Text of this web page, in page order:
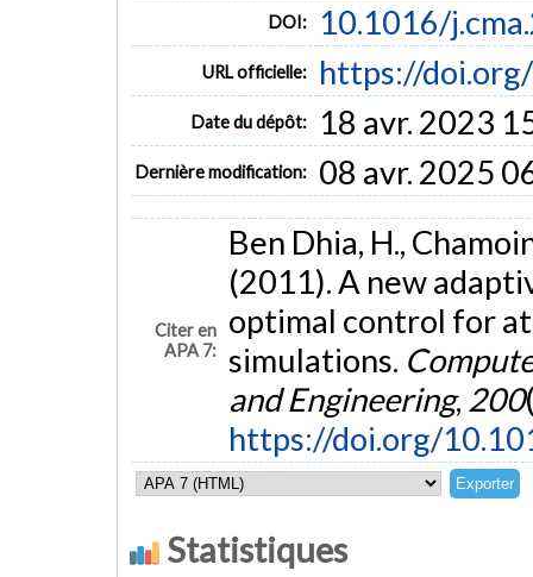
DOI: 10.1016/
URL officielle: https://
Date du dépôt: 18 avr. 2023
Dernière modification: 08 avr. 2025
Citer en
APA 7:
Ben Dhia, H.,
(2011). A new
optimal control for
simulations.
and Engineering, 200
https://doi.org/
Statistiques